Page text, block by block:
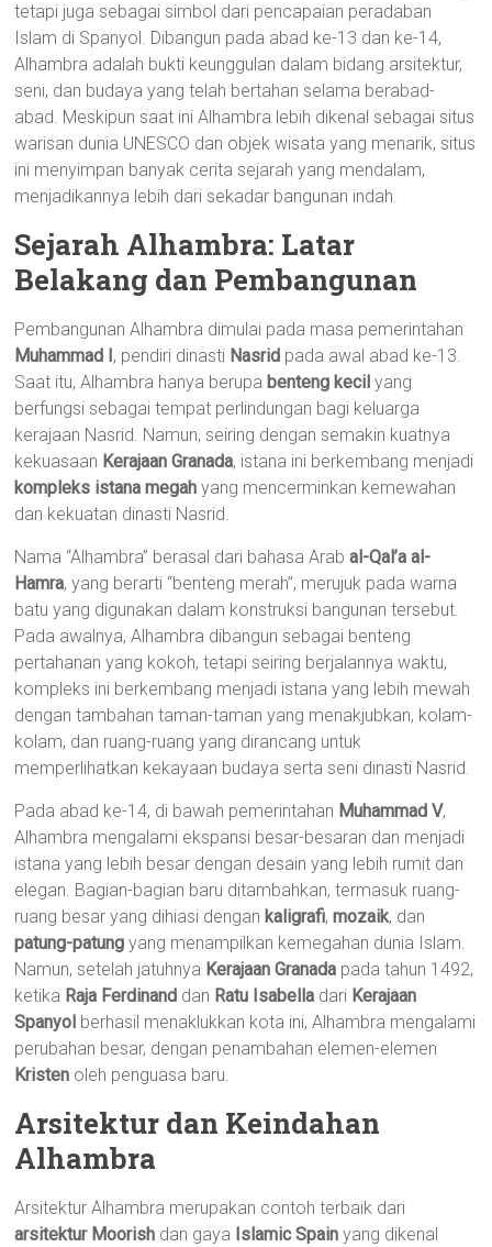
tetapi juga sebagai simbol dari pencapaian peradaban
Islam di Spanyol. Dibangun pada abad ke-13 dan ke-14,
Alhambra adalah bukti keunggulan dalam bidang arsitektur,
seni, dan budaya yang telah bertahan selama berabad-
abad. Meskipun saat ini Alhambra lebih dikenal sebagai situs
warisan dunia UNESCO dan objek wisata yang menarik, situs
ini menyimpan banyak cerita sejarah yang mendalam,
menjadikannya lebih dari sekadar bangunan indah.
Sejarah Alhambra: Latar
Belakang dan Pembangunan
Pembangunan Alhambra dimulai pada masa pemerintahan
Muhammad I , pendiri dinasti Nasrid pada awal abad ke-13.
Saat itu, Alhambra hanya berupa benteng kecil yang
berfungsi sebagai tempat perlindungan bagi keluarga
kerajaan Nasrid. Namun, seiring dengan semakin kuatnya
kekuasaan Kerajaan Granada, istana ini berkembang menjadi
kompleks istana megah yang mencerminkan kemewahan
dan kekuatan dinasti Nasrid.
Nama “Alhambra” berasal dari bahasa Arabal-Qal’a al-
Hamra, yang berarti “benteng merah”, merujuk pada warna
batu yang digunakan dalam konstruksi bangunan tersebut.
Pada awalnya, Alhambra dibangun sebagai benteng
pertahanan yang kokoh, tetapi seiring berjalannya waktu,
kompleks ini berkembang menjadi istana yang lebih mewah
dengan tambahan taman-taman yang menakjubkan, kolam-
kolam, dan ruang-ruang yang dirancang untuk
memperlihatkan kekayaan budaya serta seni dinasti Nasrid.
Pada abad ke-14, di bawah pemerintahan Muhammad V,
Alhambra mengalami ekspansi besar-besaran dan menjadi
istana yang lebih besar dengan desain yang lebih rumit dan
elegan. Bagian-bagian baru ditambahkan, termasuk ruang-
ruang besar yang dihiasi dengan kaligrafi,mozaik, dan
patung-patung yang menampilkan kemegahan dunia Islam.
Namun, setelah jatuhnya Kerajaan Granada pada tahun 1492,
ketika Raja Ferdinand dan Ratu Isabella dari Kerajaan
Spanyol berhasil menaklukkan kota ini, Alhambra mengalami
perubahan besar, dengan penambahan elemen-elemen
Kristen oleh penguasa baru.
Arsitektur dan Keindahan
Alhambra
Arsitektur Alhambra merupakan contoh terbaik dari
arsitektur Moorish dan gaya Islamic Spain yang dikenal